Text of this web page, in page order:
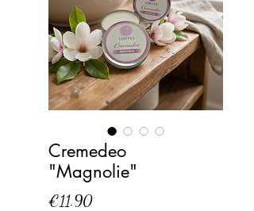
Cremedeo
"Magnolie"
€11.90Price